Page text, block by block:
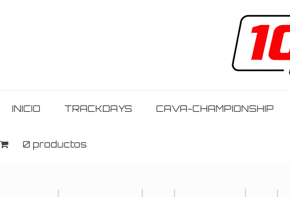
INICIO TRACKDAYS CAVA-CHAMPIONSHIP
0 productos